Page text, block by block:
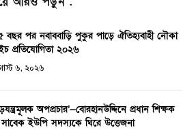
বছর পর নবাববাড়ি পুকুর পাড়ে ঐতিহ্যবাহী নৌকা
প্রতিযোগিতা ২০২৬
৬, ২০২৬
অপপ্রচার’—বোরহানউদ্দিনে প্রধান শিক্ষক
ইউপি সদস্যকে ঘিরে উত্তেজনা